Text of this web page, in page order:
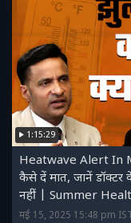
1:15:29
Heatwave Alert In
कैसे दें मात, जानें डॉक्टर
नहीं | Summer
मई 15, 2025 15:48 pm